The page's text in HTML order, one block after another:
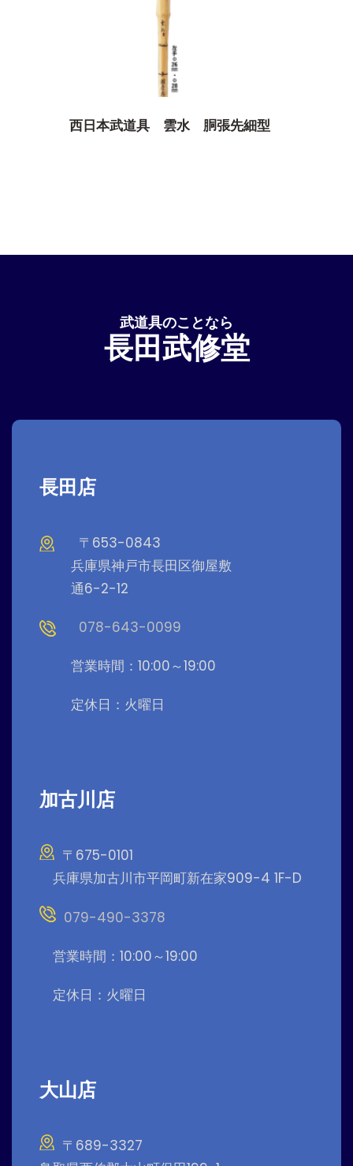
西日本武道具 雲水 胴張先細型
武道具のことなら
長田武修堂
長田店
〒653-0843
兵庫県神戸市長田区御屋敷
通6-2-12
078-643-0099
営業時間：10:00～19:00
定休日：火曜日
加古川店
〒675-0101
兵庫県加古川市平岡町新在家909-4 1F-D
079-490-3378
営業時間：10:00～19:00
定休日：火曜日
大山店
〒689-3327